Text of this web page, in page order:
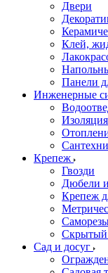
Двери
Клей,
Панели
Инженерные
Крепеж
Гвозди
Дюбели
Крепеж
Скрытый
Сад и досуг